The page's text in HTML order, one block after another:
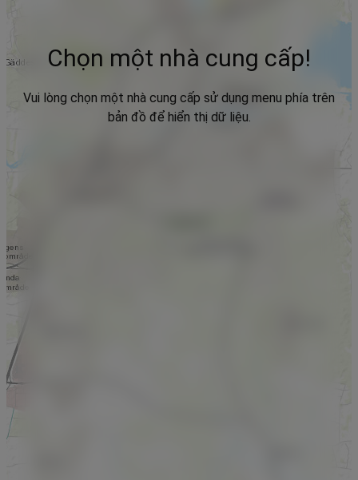
Chọn một nhà cung cấp!
Vui lòng chọn một nhà cung cấp sử dụng menu phía trên
bản đồ để hiển thị dữ liệu.